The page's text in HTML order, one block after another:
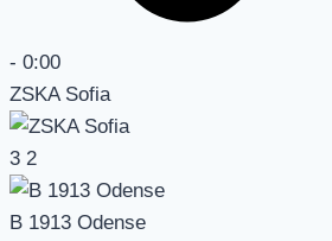
- 0:00
ZSKA Sofia
3 2
B 1913 Odense